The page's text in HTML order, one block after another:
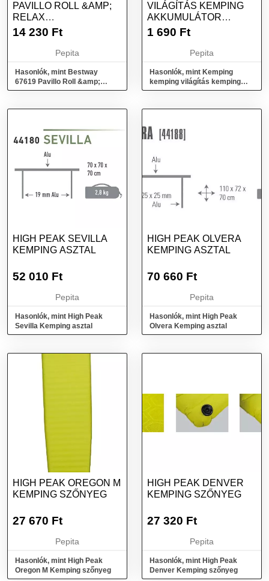
PAVILLO ROLL &AMP;
RELAX
EGYSZEMÉLYES
MATRAC...
14 230 Ft
Pepita
Hasonlók, mint Bestway
67619 Pavillo Roll &amp;
Relax Egyszemélyes
VILÁGÍTÁS KEMPING
AKKUMULÁTOR
FÁKLYA 2IN1 3
1 690 Ft
Pepita
Hasonlók, mint Kemping
kemping világítás kemping
akkumulátor fáklya 2in1 3
HIGH PEAK SEVILLA
KEMPING ASZTAL
52 010 Ft
Pepita
Hasonlók, mint High Peak
Sevilla Kemping asztal
HIGH PEAK OLVERA
KEMPING ASZTAL
70 660 Ft
Pepita
Hasonlók, mint High Peak
Olvera Kemping asztal
HIGH PEAK OREGON M
KEMPING SZŐNYEG
27 670 Ft
Pepita
Hasonlók, mint High Peak
Oregon M Kemping szőnyeg
HIGH PEAK DENVER
KEMPING SZŐNYEG
27 320 Ft
Pepita
Hasonlók, mint High Peak
Denver Kemping szőnyeg